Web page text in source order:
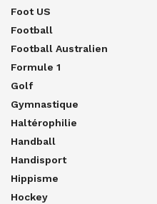
Foot US
Football
Football Australien
Formule 1
Golf
Gymnastique
Haltérophilie
Handball
Handisport
Hippisme
Hockey